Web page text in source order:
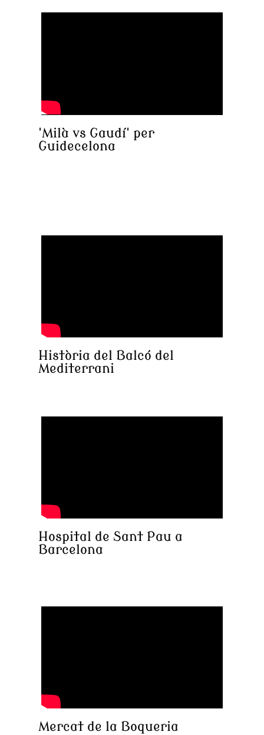
'Milà vs Gaudí' per
Guidecelona
Història del Balcó del
Mediterrani
Hospital de Sant Pau a
Barcelona
Mercat de la Boqueria